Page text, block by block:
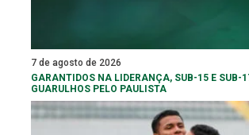
7 de agosto de 2026
GARANTIDOS NA LIDERANÇA, SUB-15 E SUB-
GUARULHOS PELO PAULISTA